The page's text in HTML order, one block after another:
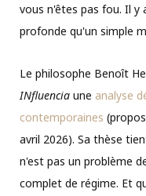
vous n'êtes pas fou. Il y
profonde qu'un simple
Le philosophe Benoît
INfluencia une analyse
contemporaines
avril 2026). Sa thèse
n'est pas un problème
complet de régime. Et